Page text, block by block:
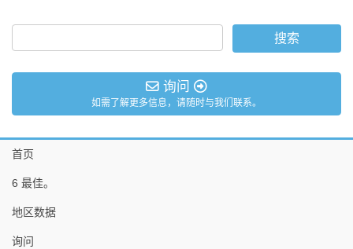
询问
如需了解更多信息，请随时与我们联系。
首页
6 最佳。
地区数据
询问